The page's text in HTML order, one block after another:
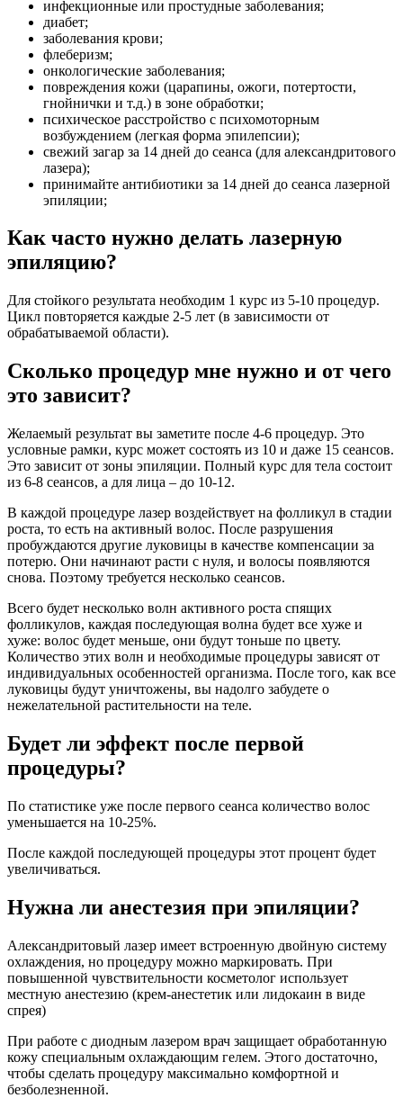
инфекционные или простудные заболевания;
диабет;
заболевания крови;
флеберизм;
онкологические заболевания;
повреждения кожи (царапины, ожоги, потертости,
гнойнички и т.д.) в зоне обработки;
психическое расстройство с психомоторным
возбуждением (легкая форма эпилепсии);
свежий загар за 14 дней до сеанса (для александритового
лазера);
принимайте антибиотики за 14 дней до сеанса лазерной
эпиляции;
Как часто нужно делать лазерную
эпиляцию?
Для стойкого результата необходим 1 курс из 5-10 процедур.
Цикл повторяется каждые 2-5 лет (в зависимости от
обрабатываемой области).
Сколько процедур мне нужно и от чего
это зависит?
Желаемый результат вы заметите после 4-6 процедур. Это
условные рамки, курс может состоять из 10 и даже 15 сеансов.
Это зависит от зоны эпиляции. Полный курс для тела состоит
из 6-8 сеансов, а для лица – до 10-12.
В каждой процедуре лазер воздействует на фолликул в стадии
роста, то есть на активный волос. После разрушения
пробуждаются другие луковицы в качестве компенсации за
потерю. Они начинают расти с нуля, и волосы появляются
снова. Поэтому требуется несколько сеансов.
Всего будет несколько волн активного роста спящих
фолликулов, каждая последующая волна будет все хуже и
хуже: волос будет меньше, они будут тоньше по цвету.
Количество этих волн и необходимые процедуры зависят от
индивидуальных особенностей организма. После того, как все
луковицы будут уничтожены, вы надолго забудете о
нежелательной растительности на теле.
Будет ли эффект после первой
процедуры?
По статистике уже после первого сеанса количество волос
уменьшается на 10-25%.
После каждой последующей процедуры этот процент будет
увеличиваться.
Нужна ли анестезия при эпиляции?
Александритовый лазер имеет встроенную двойную систему
охлаждения, но процедуру можно маркировать. При
повышенной чувствительности косметолог использует
местную анестезию (крем-анестетик или лидокаин в виде
спрея)
При работе с диодным лазером врач защищает обработанную
кожу специальным охлаждающим гелем. Этого достаточно,
чтобы сделать процедуру максимально комфортной и
безболезненной.